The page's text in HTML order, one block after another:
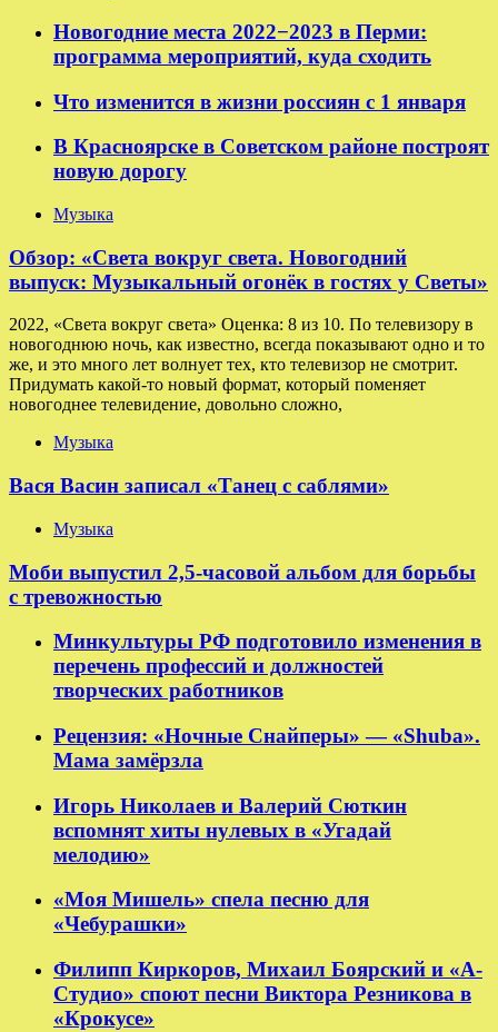
Новогодние места 2022−2023 в Перми:
программа мероприятий, куда сходить
Что изменится в жизни россиян с 1 января
В Красноярске в Советском районе построят
новую дорогу
Музыка
Обзор: «Света вокруг света. Новогодний
выпуск: Музыкальный огонёк в гостях у Светы»
2022, «Света вокруг света» Оценка: 8 из 10. По телевизору в
новогоднюю ночь, как известно, всегда показывают одно и то
же, и это много лет волнует тех, кто телевизор не смотрит.
Придумать какой-то новый формат, который поменяет
новогоднее телевидение, довольно сложно,
Музыка
Вася Васин записал «Танец с саблями»
Музыка
Моби выпустил 2,5-часовой альбом для борьбы
с тревожностью
Минкультуры РФ подготовило изменения в
перечень профессий и должностей
творческих работников
Рецензия: «Ночные Снайперы» — «Shuba».
Мама замёрзла
Игорь Николаев и Валерий Сюткин
вспомнят хиты нулевых в «Угадай
мелодию»
«Моя Мишель» спела песню для
«Чебурашки»
Филипп Киркоров, Михаил Боярский и «А-
Студио» споют песни Виктора Резникова в
«Крокусе»